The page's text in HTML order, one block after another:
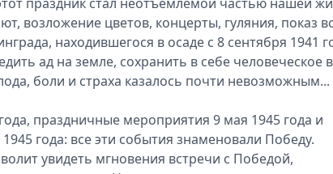
возложение цветов, концерты, гуляния, показ
находившегося в осаде с 8 сентября 1941
ад на земле, сохранить в себе человеческое
боли и страха казалось почти невозможным...
праздничные мероприятия 9 мая 1945 года и
года: все эти события знаменовали Победу.
увидеть мгновения встречи с Победой,